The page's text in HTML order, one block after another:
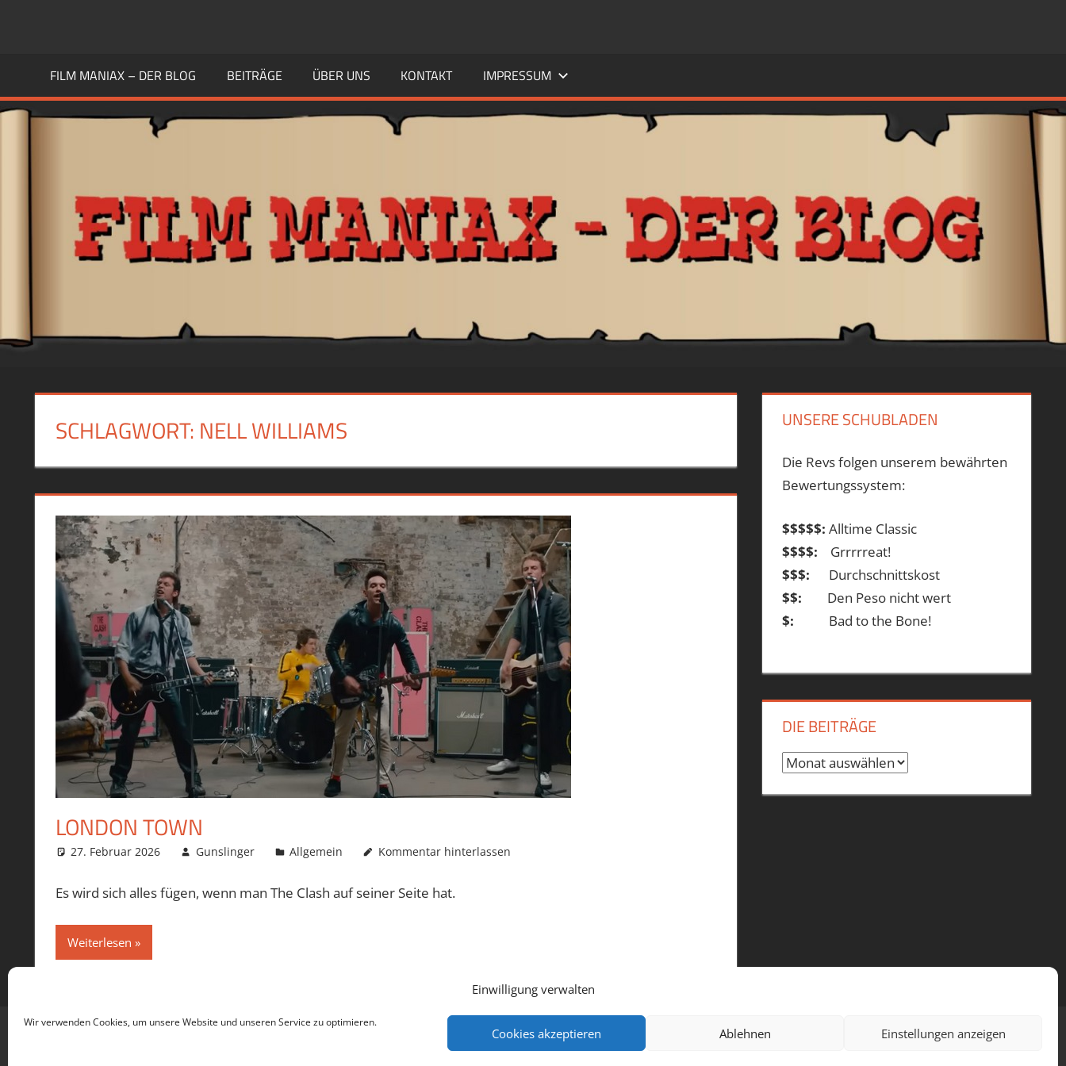
Einwilligung verwalten
Wir verwenden Cookies, um unsere Website und unseren Service zu optimieren.
Cookies akzeptieren Ablehnen Einstellungen anzeigen
MANIAX
BLOG
haben
Andere
FILM MANIAX – DER BLOG BEITRÄGE ÜBER UNS KONTAKT IMPRESSUM
SCHLAGWORT: NELL WILLIAMS
LONDON TOWN
27. Februar 2026 Gunslinger Allgemein Kommentar hinterlassen
Es wird sich alles fügen, wenn man The Clash auf seiner Seite hat.
Weiterlesen
UNSERE SCHUBLADEN
Die Revs folgen unserem bewährten
Bewertungssystem:
$$$$$: Alltime Classic
$$$$: Grrrrreat!
$$$: Durchschnittskost
$$: Den Peso nicht wert
$: Bad to the Bone!
DIE BEITRÄGE
Die